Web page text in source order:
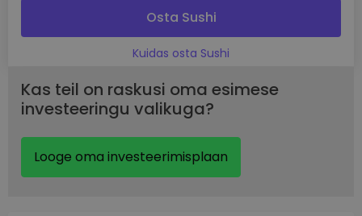
Osta Sushi
Kuidas osta Sushi
Kas teil on raskusi oma esimese
investeeringu valikuga?
Looge oma investeerimisplaan